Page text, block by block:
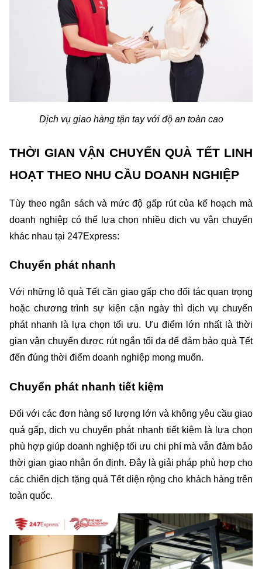
Dịch vụ giao hàng tận tay với độ an toàn cao
THỜI GIAN VẬN CHUYỂN QUÀ TẾT LINH
HOẠT THEO NHU CẦU DOANH NGHIỆP
Tùy theo ngân sách và mức độ gấp rút của kế hoạch mà
doanh nghiệp có thể lựa chọn nhiều dịch vụ vận chuyển
khác nhau tại 247Express:
Chuyển phát nhanh
Với những lô quà Tết cần giao gấp cho đối tác quan trọng
hoặc chương trình sự kiện cận ngày thì dịch vụ chuyển
phát nhanh là lựa chọn tối ưu. Ưu điểm lớn nhất là thời
gian vận chuyển được rút ngắn tối đa để đảm bảo quà Tết
đến đúng thời điểm doanh nghiệp mong muốn.
Chuyển phát nhanh tiết kiệm
Đối với các đơn hàng số lượng lớn và không yêu cầu giao
quá gấp, dịch vụ chuyển phát nhanh tiết kiệm là lựa chọn
phù hợp giúp doanh nghiệp tối ưu chi phí mà vẫn đảm bảo
thời gian giao nhận ổn định. Đây là giải pháp phù hợp cho
các chiến dịch tặng quà Tết diện rộng cho khách hàng trên
toàn quốc.